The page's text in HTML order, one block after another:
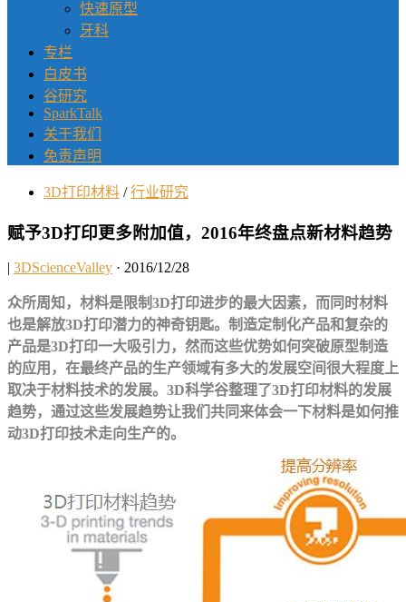
快速原型
牙科
专栏
白皮书
谷研究
SparkTalk
关于我们
免责声明
3D打印材料 / 行业研究
赋予3D打印更多附加值，2016年终盘点新材料趋势
| 3DScienceValley · 2016/12/28
众所周知，材料是限制3D打印进步的最大因素，而同时材料
也是解放3D打印潜力的神奇钥匙。制造定制化产品和复杂的
产品是3D打印一大吸引力，然而这些优势如何突破原型制造
的应用，在最终产品的生产领域有多大的发展空间很大程度上
取决于材料技术的发展。3D科学谷整理了3D打印材料的发展
趋势，通过这些发展趋势让我们共同来体会一下材料是如何推
动3D打印技术走向生产的。